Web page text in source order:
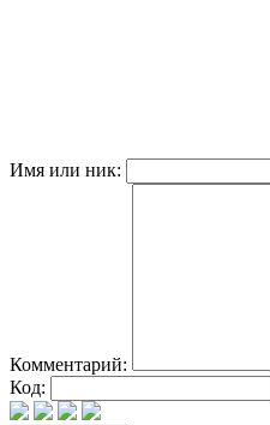
Имя или ник:
Комментарий:
Код: